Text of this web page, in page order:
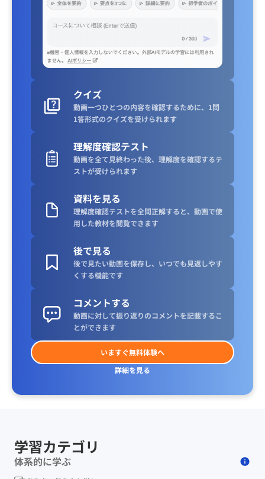
クイズ
動画一つひとつの内容を確認するために、1問
1答形式のクイズを受けられます
理解度確認テスト
動画を全て見終わった後、理解度を確認するテ
ストが受けられます
資料を見る
理解度確認テストを全問正解すると、動画で使
用した教材を閲覧できます
後で見る
後で見たい動画を保存し、いつでも見返しやす
くする機能です
コメントする
動画に対して振り返りのコメントを記載するこ
とができます
いますぐ無料体験へ
詳細を見る
学習カテゴリ
体系的に学ぶ